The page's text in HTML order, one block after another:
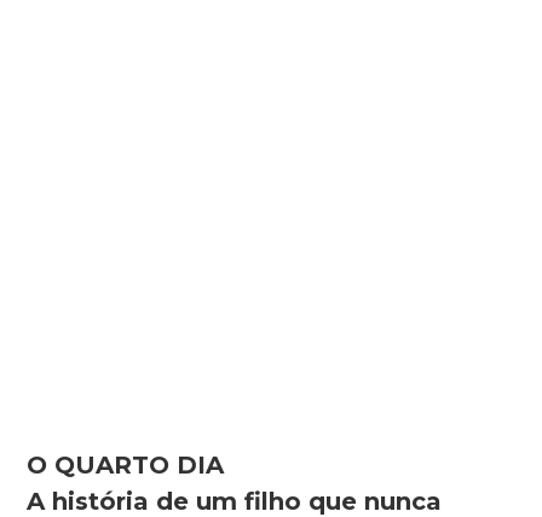
O QUARTO DIA
A história de um filho que nunca